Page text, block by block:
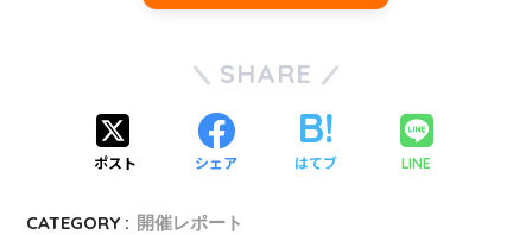
SHARE
ポスト シェア はてブ LINE
CATEGORY : 開催レポート